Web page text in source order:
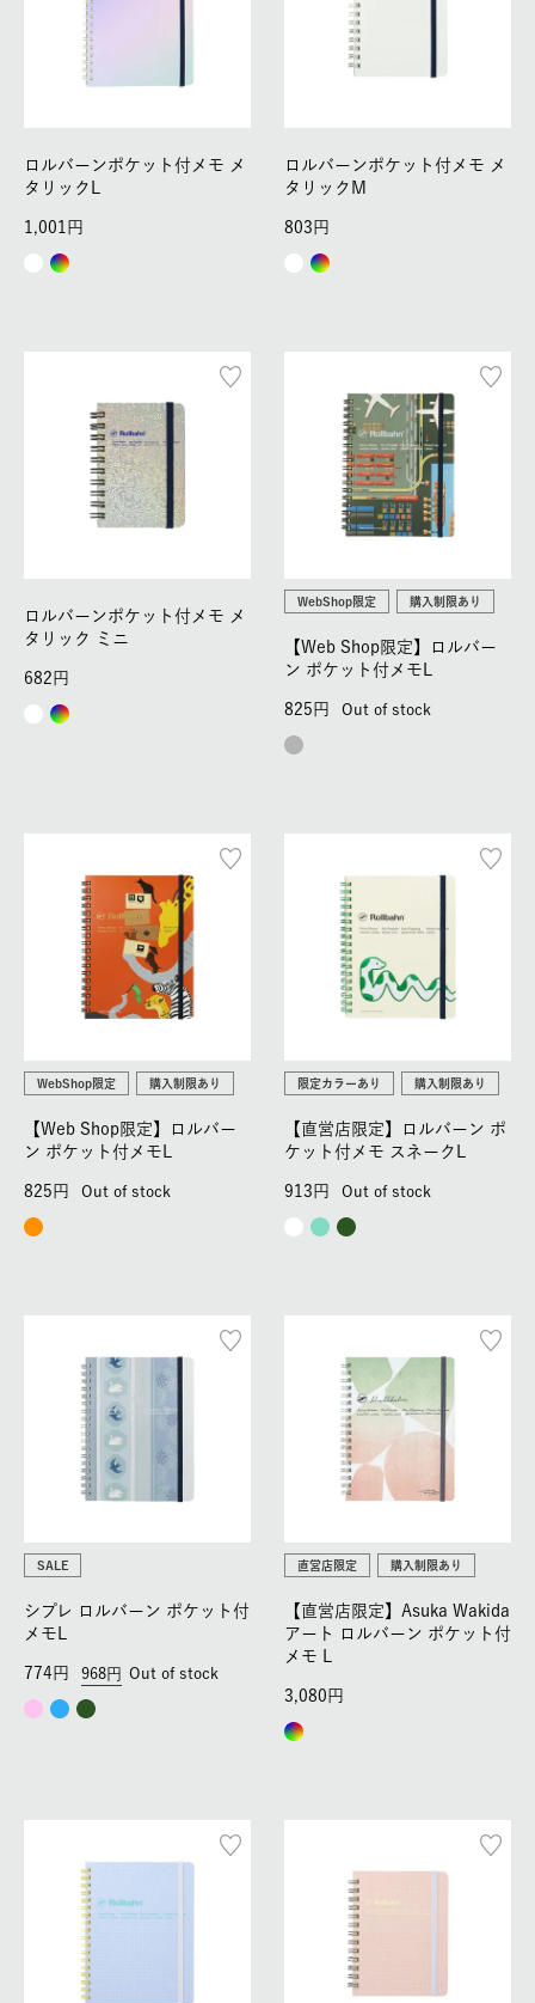
ロルバーンポケット付メモ メ
タリックL
1,001
ロルバーンポケット付メモ メ
タリックM
803
ロルバーンポケット付メモ メ
タリック ミニ
682
WebShop限定 購入制限あり
【Web Shop限定】ロルバー
ン ポケット付メモL
825 Out of stock
WebShop限定 購入制限あり
【Web Shop限定】ロルバー
ン ポケット付メモL
825 Out of stock
限定カラーあり 購入制限あり
【直営店限定】ロルバーン ポ
ケット付メモ スネークL
913 Out of stock
SALE
シプレ ロルバーン ポケット付
メモL
968
774 Out of stock
直営店限定 購入制限あり
【直営店限定】Asuka Wakida
アート ロルバーン ポケット付
メモ L
3,080